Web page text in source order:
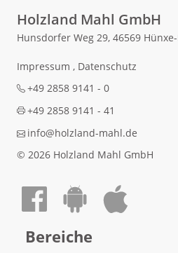
Holzland Mahl GmbH
Hunsdorfer Weg 29, 46569
Impressum , Datenschutz
+49 2858 9141 - 0
+49 2858 9141 - 41
info@holzland-mahl.de
© 2026 Holzland Mahl GmbH
Auf Facebook teilen
Android App
Bereiche